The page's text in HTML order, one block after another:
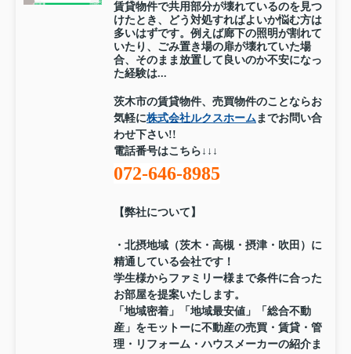
賃貸物件で共用部分が壊れているのを見つ
けたとき、どう対処すればよいか悩む方は
多いはずです。例えば廊下の照明が割れて
いたり、ごみ置き場の扉が壊れていた場
合、そのまま放置して良いのか不安になっ
た経験は...
茨木市の賃貸物件、売買物件のことならお
気軽に株式会社ルクスホームまでお問い合
わせ下さい!!
電話番号はこちら↓↓↓
072-646-8985
【弊社について】
・北摂地域（茨木・高槻・摂津・吹田）に
精通している会社です！
学生様からファミリー様まで条件に合った
お部屋を提案いたします。
「地域密着」「地域最安値」「総合不動
産」をモットーに不動産の売買・賃貸・管
理・リフォーム・ハウスメーカーの紹介ま